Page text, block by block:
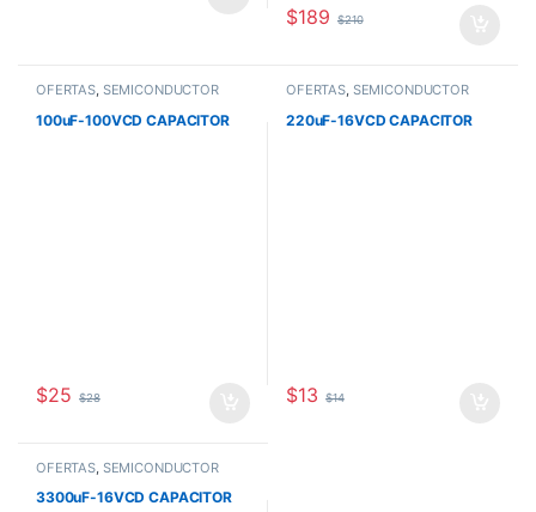
$189 $210
OFERTAS, SEMICONDUCTOR
100uF-100VCD CAPACITOR
$25 $28
OFERTAS, SEMICONDUCTOR
220uF-16VCD CAPACITOR
$13 $14
OFERTAS SEMICONDUCTOR
3300uF-16VCD CAPACITOR